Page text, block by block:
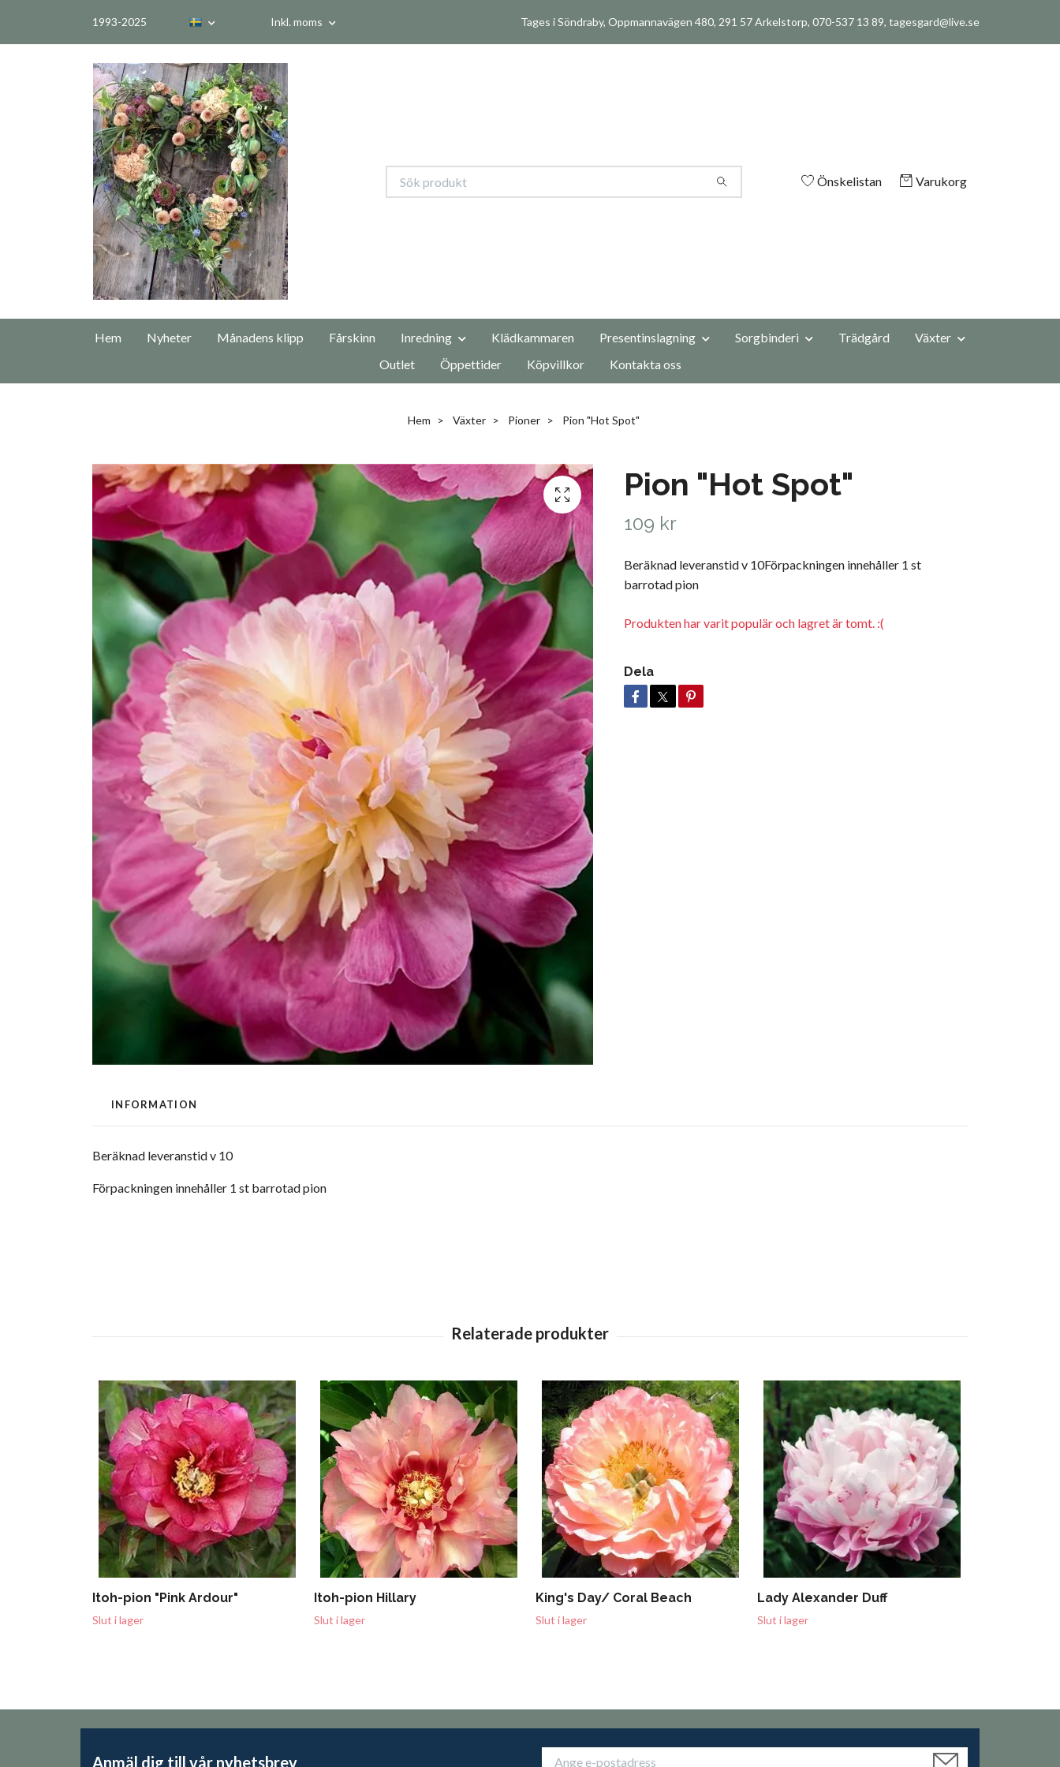
1993-2025 Inkl. moms Tages i Söndraby, Oppmannavägen 480, 291 57 Arkelstorp, 070-537 13 89, tagesgard@live.se
Önskelistan Varukorg
Hem Nyheter Månadens klipp Fårskinn Inredning Klädkammaren Presentinslagning Sorgbinderi Trädgård
Växter
Outlet
Öppettider Köpvillkor Kontakta oss
Hem Växter Pioner Pion "Hot Spot"
Pion "Hot Spot"
109 kr
Beräknad leveranstid v 10Förpackningen innehåller 1 st
barrotad pion
Produkten har varit populär och lagret är tomt. :(
Dela
INFORMATION
Beräknad leveranstid v 10
Förpackningen innehåller 1 st barrotad pion
Itoh-pion "Pink Ardour"
Slut i lager
Itoh-pion Hillary
Slut i lager
King's Day/ Coral Beach
Slut i lager
Lady Alexander Duff
Slut i lager
Anmäl dig till vår nyhetsbrev